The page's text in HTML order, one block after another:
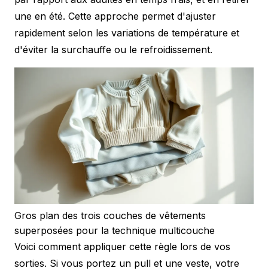
une en été. Cette approche permet d'ajuster
rapidement selon les variations de température et
d'éviter la surchauffe ou le refroidissement.
Gros plan des trois couches de vêtements
superposées pour la technique multicouche
Voici comment appliquer cette règle lors de vos
sorties. Si vous portez un pull et une veste, votre